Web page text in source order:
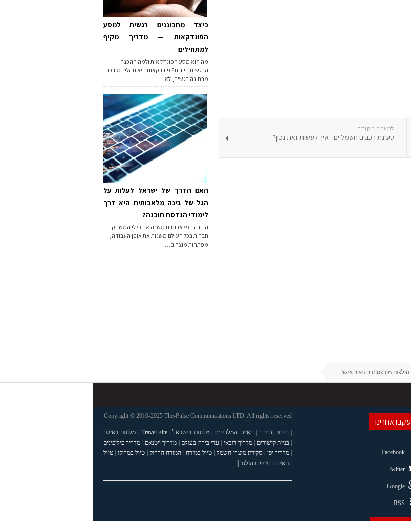
למאמר הקודם
טעינת רכבים חשמליים - איך לעשות זאת נכון?
כיצד מתכוננים רגשית למסע
הפונדקאות — מדריך מקיף
למתחילים
מה הוא מסע הפונדקאות ולמה ההכנה
הרגשית חיונית? פונדקאות היא תהליך מורכב
מבחינה רגשית, לא…
האם הדרך של ישראל לעלות על
הגל של בינה מלאכותית היא דרך
לימודי הנדסת תוכנה?
הבינה המלאכותית משנה את כללי המשחק.
חברות בכל העולם משנות את אופן העבודה,
מפתחות מוצרים…
חולצות מודפסות בעיצוב אישי
עקבו אחרינו
Facebook
Twitter
Google+
RSS
Copyright © 2010-2025 The-Pulse Communications LTD. All rights reserved
| חידות |זנזיבר | האיים המלדיבים |מלונות בישראל|
Travel site
| מלונות באילת
| בניית קישורים |מדריך דובאי | ערי בירה בעולם | מדריך ויטנאם | מדריך פיליפינים
| מדריך יפן |סקירת מוצרי חשמל| טיול במזרח | המזרח הרחוק | טיול במרוקו | טיול
בתאילנד| טיול בהולנד |